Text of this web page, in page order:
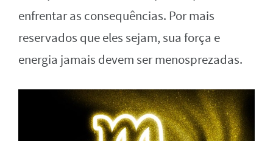
enfrentar as consequências. Por mais
reservados que eles sejam, sua força e
energia jamais devem ser menosprezadas.